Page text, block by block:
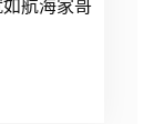
航海家哥